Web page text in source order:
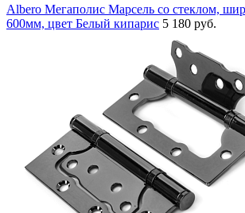
Albero Мегаполис Марсель со стеклом,
600мм, цвет Белый кипарис 5 180 руб.